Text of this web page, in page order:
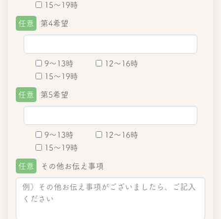
15～19時
任意 第4希望
9～13時
12～16時
15～19時
任意 第5希望
9～13時
12～16時
15～19時
任意 その他お伝え事項